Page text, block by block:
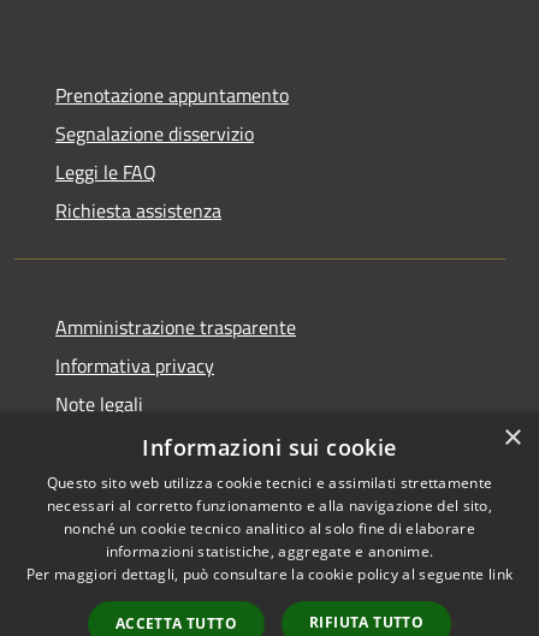
Prenotazione appuntamento
Segnalazione disservizio
Leggi le FAQ
Richiesta assistenza
Amministrazione trasparente
Informativa privacy
Note legali
Dichiarazione di accessibilità
RSS
Accessibilità
Copyright © 2026 • Comune di
Municipium• Accesso
×
Informazioni sui cookie
Questo sito web utilizza cookie tecnici e assimilati strettamente
necessari al corretto funzionamento e alla navigazione del sito,
nonché un cookie tecnico analitico al solo fine di elaborare
informazioni statistiche, aggregate e anonime.
Per maggiori dettagli, può consultare la cookie policy al seguente link
ACCETTA TUTTO RIFIUTA TUTTO